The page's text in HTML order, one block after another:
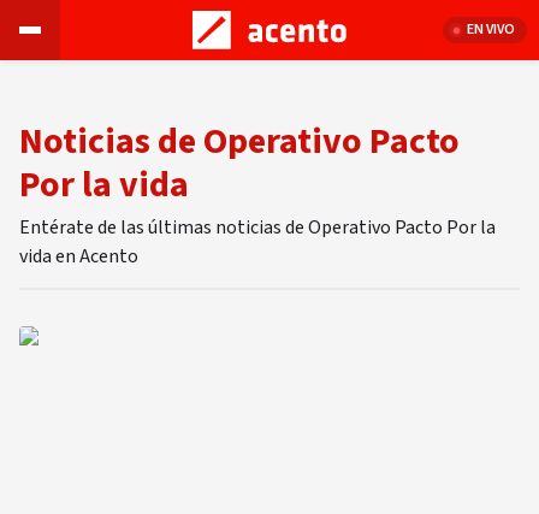
EN VIVO
Noticias de Operativo Pacto
Por la vida
Entérate de las últimas noticias de Operativo Pacto Por la
vida en Acento